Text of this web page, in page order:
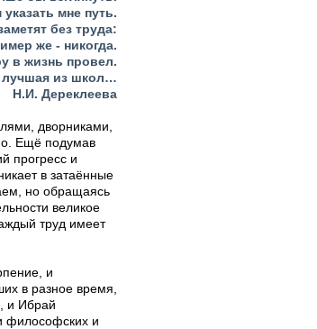
мне путь.
без труда:
же - никогда.
в жизнь провел.
лучшая из школ…
Н.И. Дереклеева
дворниками,
Ещё подумав
прогресс и
в затаённые
но обращаясь
великое
труд имеет
и
в разное время,
и Ибрай
философских и